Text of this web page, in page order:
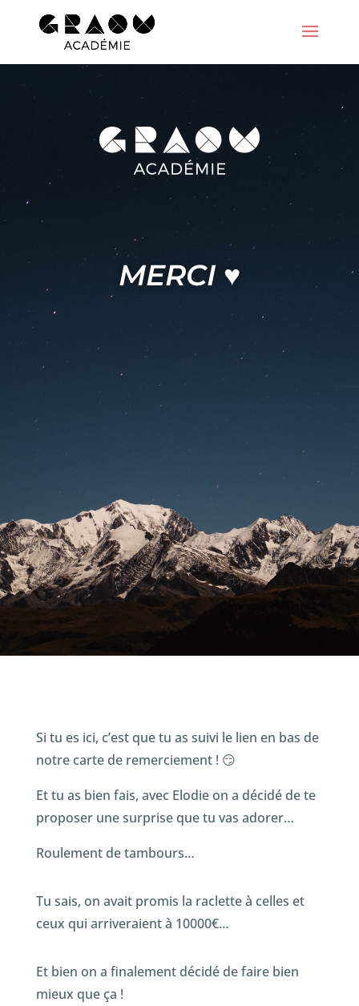
MERCI ♥
Si tu es ici, c’est que tu as suivi le lien en bas de
notre carte de remerciement ! 😏
Et tu as bien fais, avec Elodie on a décidé de te
proposer une surprise que tu vas adorer…
Roulement de tambours…
Tu sais, on avait promis la raclette à celles et
ceux qui arriveraient à 10000€…
Et bien on a finalement décidé de faire bien
mieux que ça !